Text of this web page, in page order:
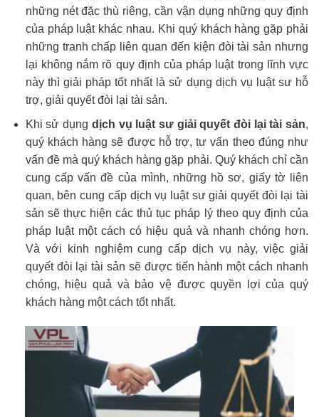
những nét đặc thù riêng, cần vận dụng những quy định
của pháp luật khác nhau. Khi quý khách hàng gặp phải
những tranh chấp liên quan đến kiện đòi tài sản nhưng
lại không nắm rõ quy định của pháp luật trong lĩnh vực
này thì giải pháp tốt nhất là sử dụng dịch vụ luật sư hỗ
trợ, giải quyết đòi lại tài sản.
Khi sử dụng dịch vụ luật sư giải quyết đòi lại tài sản,
quý khách hàng sẽ được hỗ trợ, tư vấn theo đúng như
vấn đề mà quý khách hàng gặp phải. Quý khách chỉ cần
cung cấp vấn đề của mình, những hồ sơ, giấy tờ liên
quan, bên cung cấp dịch vụ luật sư giải quyết đòi lại tài
sản sẽ thực hiện các thủ tục pháp lý theo quy định của
pháp luật một cách có hiệu quả và nhanh chóng hơn.
Và với kinh nghiệm cung cấp dịch vụ này, việc giải
quyết đòi lại tài sản sẽ được tiến hành một cách nhanh
chóng, hiệu quả và bảo vệ được quyền lợi của quý
khách hàng một cách tốt nhất.